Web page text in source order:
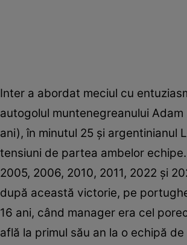
Inter a abordat meciul cu
autogolul muntenegreanului
ani), în minutul 25 și argentinianul
tensiuni de partea ambelor
2005, 2006, 2010, 2011, 2022 și
după această victorie, pe
16 ani, când manager era cel
află la primul său an la o echipă